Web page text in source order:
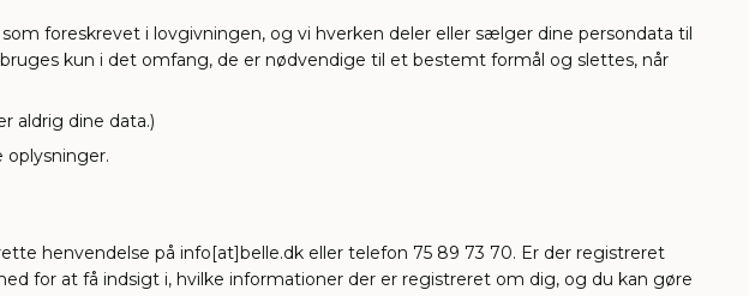
foreskrevet i lovgivningen, og vi hverken deler eller sælger dine persondata til
kun i det omfang, de er nødvendige til et bestemt formål og slettes, når
aldrig dine data.)
oplysninger.
henvendelse på info[at]­belle.­dk eller telefon 75 89 73 70. Er der registreret
for at få indsigt i, hvilke informationer der er registreret om dig, og du kan gøre